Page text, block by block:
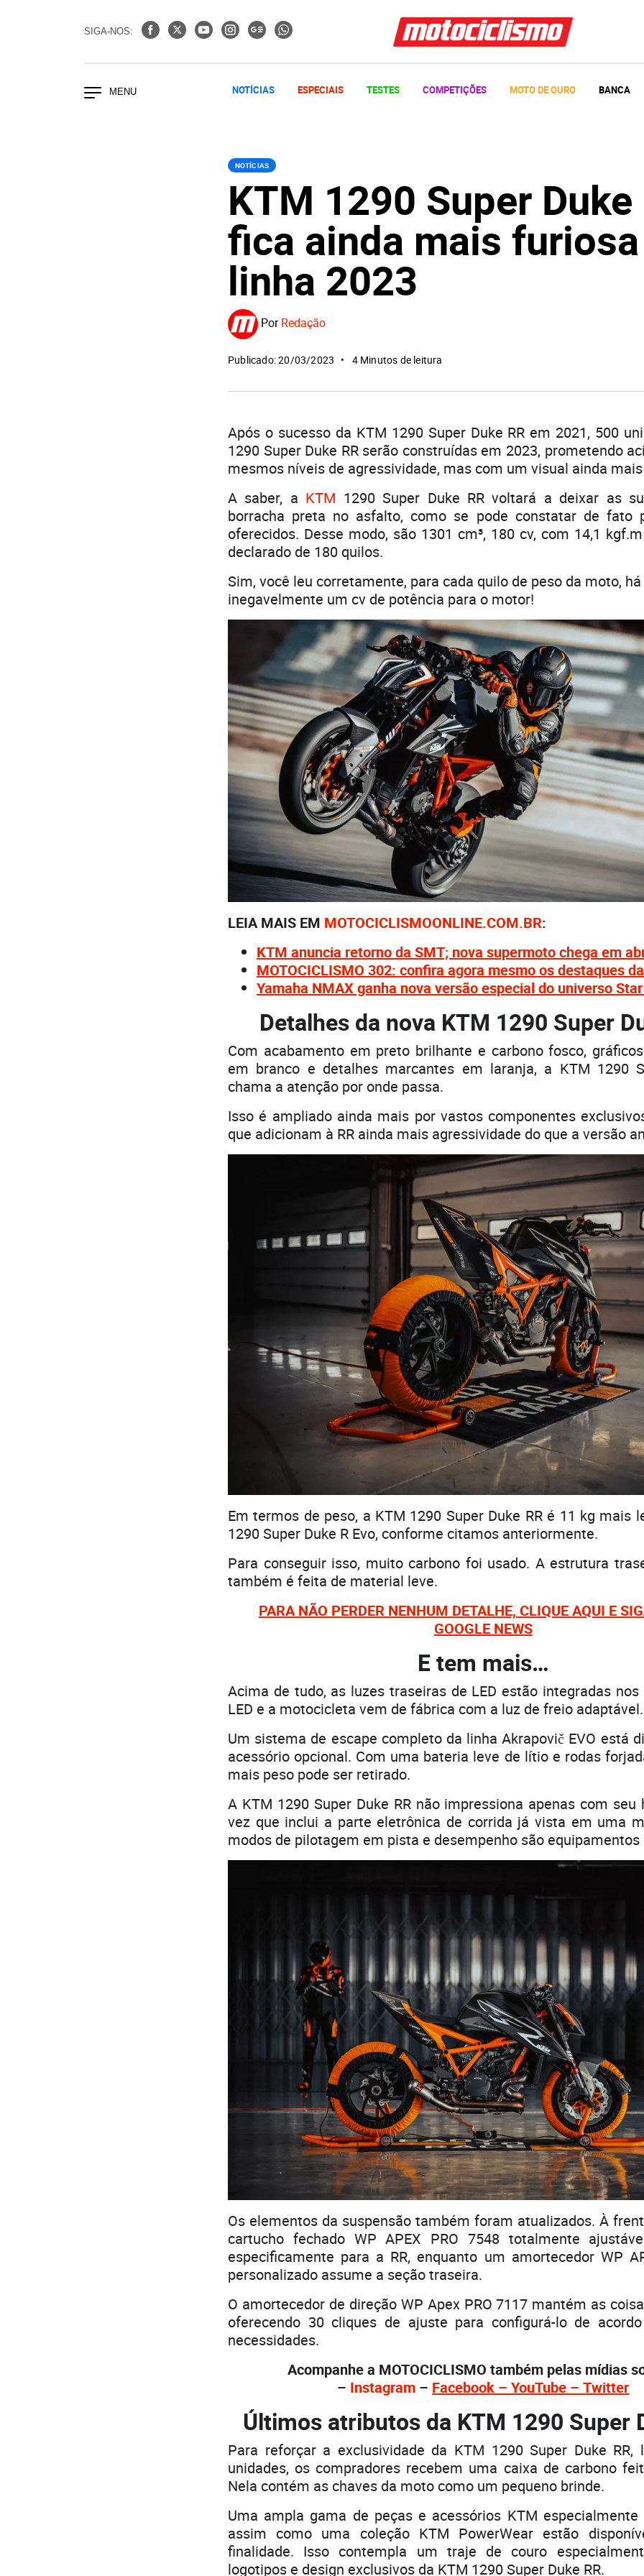
SIGA-NOS:
NOTÍCIAS ESPECIAIS TESTES COMPETIÇÕES MOTO DE OURO BANCA
NOTÍCIAS
KTM 1290 Super Duke
fica ainda mais
linha 2023
PorRedação
Publicado: 20/03/2023 4 Minutos de leitura
Após o sucesso da KTM 1290 Super Duke RR em 2021, 500
1290 Super Duke RR serão construídas em 2023, prometendo
mesmos níveis de agressividade, mas com um visual ainda
A saber, a KTM 1290 Super Duke RR voltará a deixar as
borracha preta no asfalto, como se pode constatar de fato
oferecidos. Desse modo, são 1301 cm³, 180 cv, com 14,1
declarado de 180 quilos.
Sim, você leu corretamente, para cada quilo de peso da moto, há
inegavelmente um cv de potência para o motor!
LEIA MAIS EM MOTOCICLISMOONLINE.COM.BR:
KTM anuncia retorno da SMT; nova supermoto chega em
MOTOCICLISMO 302: confira agora mesmo os destaques
Yamaha NMAX ganha nova versão especial do universo
Detalhes da nova KTM 1290 Super
Com acabamento em preto brilhante e carbono fosco,
em branco e detalhes marcantes em laranja, a KTM 1290
chama a atenção por onde passa.
Isso é ampliado ainda mais por vastos componentes
que adicionam à RR ainda mais agressividade do que a versão
Em termos de peso, a KTM 1290 Super Duke RR é 11 kg mais
1290 Super Duke R Evo, conforme citamos anteriormente.
Para conseguir isso, muito carbono foi usado. A estrutura
também é feita de material leve.
PARA NÃO PERDER NENHUM DETALHE, CLIQUE AQUI E
GOOGLE NEWS
E tem mais…
Acima de tudo, as luzes traseiras de LED estão integradas
LED e a motocicleta vem de fábrica com a luz de freio adaptável.
Um sistema de escape completo da linha Akrapovič EVO está
acessório opcional. Com uma bateria leve de lítio e rodas
mais peso pode ser retirado.
A KTM 1290 Super Duke RR não impressiona apenas com seu
vez que inclui a parte eletrônica de corrida já vista em uma
modos de pilotagem em pista e desempenho são equipamentos
Os elementos da suspensão também foram atualizados. À
cartucho fechado WP APEX PRO 7548 totalmente
especificamente para a RR, enquanto um amortecedor WP
personalizado assume a seção traseira.
O amortecedor de direção WP Apex PRO 7117 mantém as
oferecendo 30 cliques de ajuste para configurá-lo de
necessidades.
Acompanhe a MOTOCICLISMO também pelas mídias
– Instagram – Facebook – YouTube – Twitter
Últimos atributos da KTM 1290 Super
Para reforçar a exclusividade da KTM 1290 Super Duke
unidades, os compradores recebem uma caixa de carbono
Nela contém as chaves da moto como um pequeno brinde.
Uma ampla gama de peças e acessórios KTM especialmente
assim como uma coleção KTM PowerWear estão
finalidade. Isso contempla um traje de couro
logotipos e design exclusivos da KTM 1290 Super Duke RR.